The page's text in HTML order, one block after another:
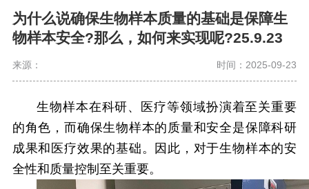
为什么说确保生物样本质量的基础是保障生
物样本安全?那么，如何来实现呢?25.9.23
来源： 时间：2025-09-23
生物样本在科研、医疗等领域扮演着至关重要
的角色，而确保生物样本的质量和安全是保障科研
成果和医疗效果的基础。因此，对于生物样本的安
全性和质量控制至关重要。